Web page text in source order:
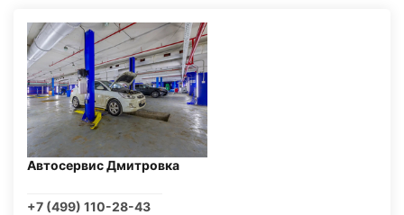
Автосервис Дмитровка
+7 (499) 110-28-43